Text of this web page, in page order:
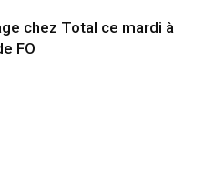
chez Total ce mardi à
FO